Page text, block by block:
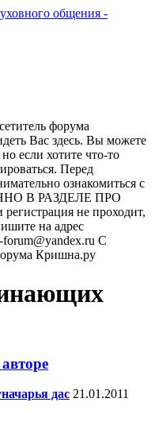
форума
Вас здесь. Вы можете
если хотите что-то
Перед
ознакомиться с
В РАЗДЕЛЕ ПРО
не проходит,
на адрес
С
Кришна.ру
дас 21.01.2011